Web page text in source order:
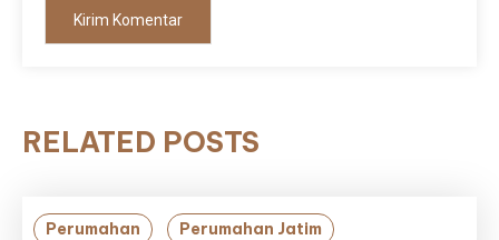
RELATED POSTS
Perumahan Perumahan Jatim